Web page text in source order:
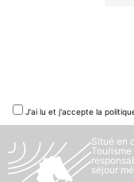
J'ai lu et j'accepte la
Situé en
séjour